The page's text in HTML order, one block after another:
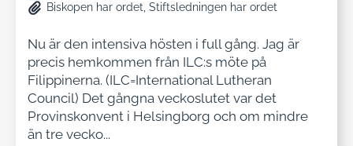
Biskopen har ordet Stiftsledningen har ordet
Nu är den intensiva hösten i full gång. Jag är
precis hemkommen från ILC:s möte på
Filippinerna. (ILC=International Lutheran
Council) Det gångna veckoslutet var det
Provinskonvent i Helsingborg och om mindre
än tre vecko...